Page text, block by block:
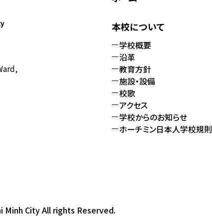
本校について
学校概要
沿革
教育方針
施設・設備
校歌
アクセス
学校からのお知らせ
ホーチミン日本人学校規則
Minh City All rights Reserved.